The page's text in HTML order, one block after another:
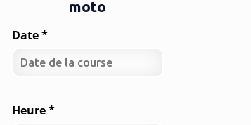
moto
Date *
Heure *